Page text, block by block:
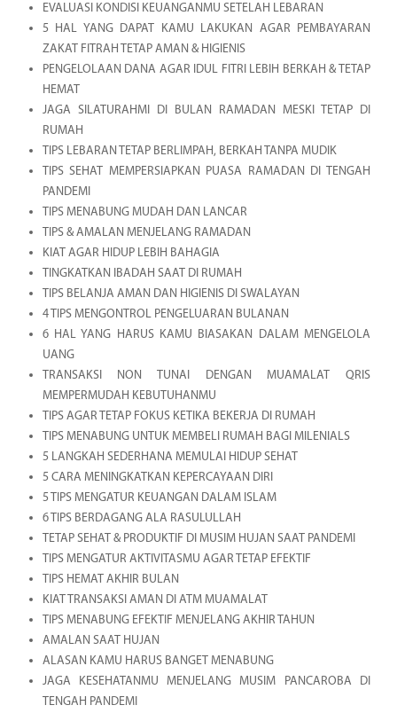
EVALUASI KONDISI KEUANGANMU SETELAH LEBARAN
5 HAL YANG DAPAT KAMU LAKUKAN AGAR PEMBAYARAN
ZAKAT FITRAH TETAP AMAN & HIGIENIS
PENGELOLAAN DANA AGAR IDUL FITRI LEBIH BERKAH & TETAP
HEMAT
JAGA SILATURAHMI DI BULAN RAMADAN MESKI TETAP DI
RUMAH
TIPS LEBARAN TETAP BERLIMPAH, BERKAH TANPA MUDIK
TIPS SEHAT MEMPERSIAPKAN PUASA RAMADAN DI TENGAH
PANDEMI
TIPS MENABUNG MUDAH DAN LANCAR
TIPS & AMALAN MENJELANG RAMADAN
KIAT AGAR HIDUP LEBIH BAHAGIA
TINGKATKAN IBADAH SAAT DI RUMAH
TIPS BELANJA AMAN DAN HIGIENIS DI SWALAYAN
4 TIPS MENGONTROL PENGELUARAN BULANAN
6 HAL YANG HARUS KAMU BIASAKAN DALAM MENGELOLA
UANG
TRANSAKSI NON TUNAI DENGAN MUAMALAT QRIS
MEMPERMUDAH KEBUTUHANMU
TIPS AGAR TETAP FOKUS KETIKA BEKERJA DI RUMAH
TIPS MENABUNG UNTUK MEMBELI RUMAH BAGI MILENIALS
5 LANGKAH SEDERHANA MEMULAI HIDUP SEHAT
5 CARA MENINGKATKAN KEPERCAYAAN DIRI
5 TIPS MENGATUR KEUANGAN DALAM ISLAM
6 TIPS BERDAGANG ALA RASULULLAH
TETAP SEHAT & PRODUKTIF DI MUSIM HUJAN SAAT PANDEMI
TIPS MENGATUR AKTIVITASMU AGAR TETAP EFEKTIF
TIPS HEMAT AKHIR BULAN
KIAT TRANSAKSI AMAN DI ATM MUAMALAT
TIPS MENABUNG EFEKTIF MENJELANG AKHIR TAHUN
AMALAN SAAT HUJAN
ALASAN KAMU HARUS BANGET MENABUNG
JAGA KESEHATANMU MENJELANG MUSIM PANCAROBA DI
TENGAH PANDEMI